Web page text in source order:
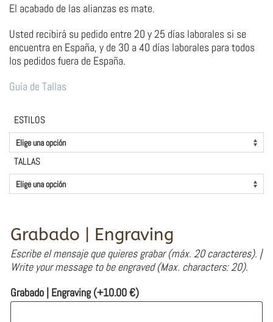
El acabado de las alianzas es mate.
Usted recibirá su pedido entre 20 y 25 días laborales si se
encuentra en España, y de 30 a 40 días laborales para todos
los pedidos fuera de España.
Guía de Tallas
ESTILOS
TALLAS
Grabado | Engraving
Escribe el mensaje que quieres grabar (máx. 20 caracteres). |
Write your message to be engraved (Max. characters: 20).
Grabado | Engraving (+10.00€)